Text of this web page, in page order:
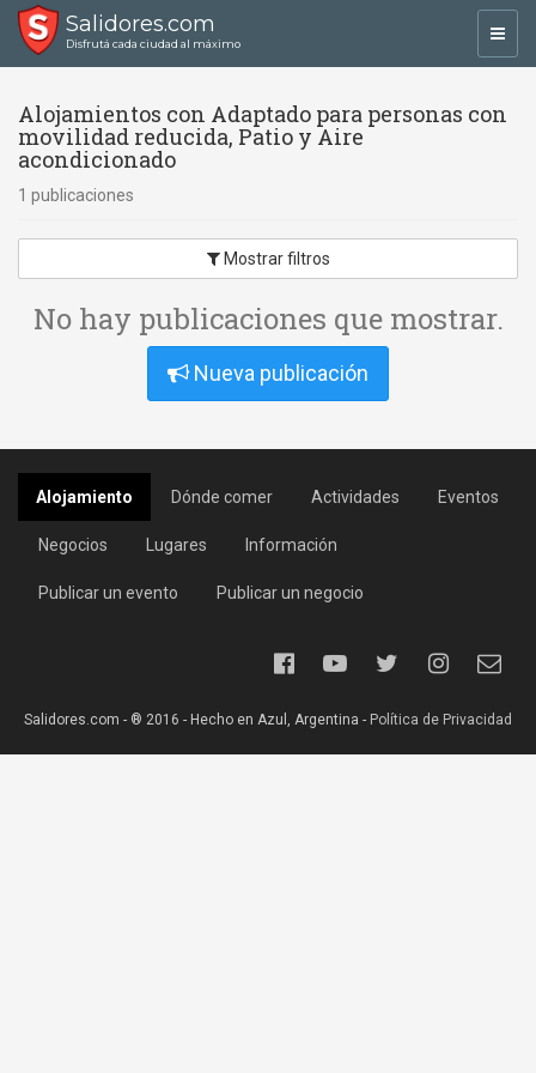
Salidores.com
Disfrutá cada ciudad al máximo
Alojamientos con Adaptado para personas con
movilidad reducida, Patio y Aire
acondicionado
1 publicaciones
Mostrar filtros
No hay publicaciones que mostrar.
Nueva publicación
Alojamiento Dónde comer Actividades Eventos
Negocios Lugares Información
Publicar un evento Publicar un negocio
Salidores.com - ® 2016 - Hecho en Azul, Argentina - Política de Privacidad